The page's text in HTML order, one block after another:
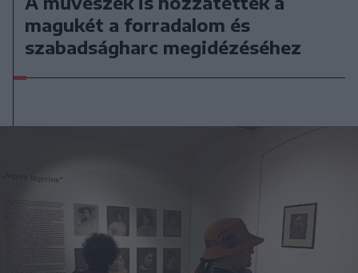
magukét a forradalom és
szabadságharc megidézéséhez